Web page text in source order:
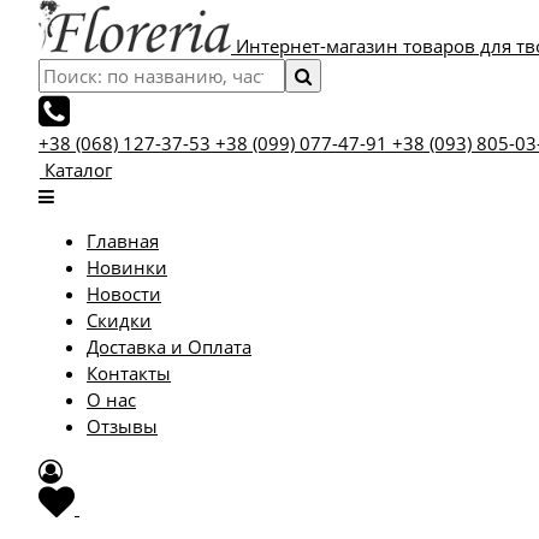
Интернет-магазин товаров для
+38 (068) 127-37-53 +38 (099) 077-47-91 +38 (093) 805-
Каталог
Главная
Новинки
Новости
Скидки
Доставка и Оплата
Контакты
О нас
Отзывы